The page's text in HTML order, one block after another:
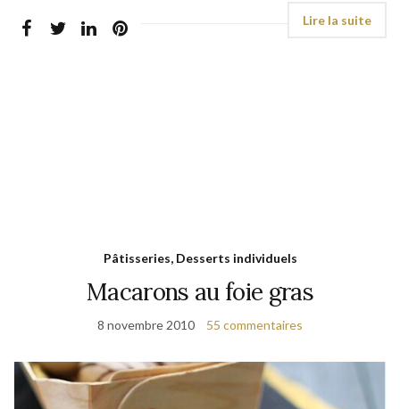
Pâtisseries, Desserts individuels
Macarons au foie gras
8 novembre 2010 55 commentaires